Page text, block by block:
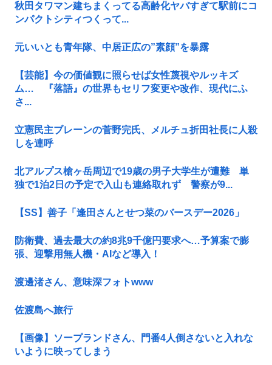
秋田タワマン建ちまくってる高齢化ヤバすぎて駅前にコ
ンパクトシティつくって...
元いいとも青年隊、中居正広の”素顔”を暴露
【芸能】今の価値観に照らせば女性蔑視やルッキズ
ム… 『落語』の世界もセリフ変更や改作、現代にふ
さ...
立憲民主ブレーンの菅野完氏、メルチュ折田社長に人殺
しを連呼
北アルプス槍ヶ岳周辺で19歳の男子大学生が遭難 単
独で1泊2日の予定で入山も連絡取れず 警察が9...
【SS】善子「逢田さんとせつ菜のバースデー2026」
防衛費、過去最大の約8兆9千億円要求へ…予算案で膨
張、迎撃用無人機・AIなど導入！
渡邊渚さん、意味深フォトwww
佐渡島へ旅行
【画像】ソープランドさん、門番4人倒さないと入れな
いように映ってしまう